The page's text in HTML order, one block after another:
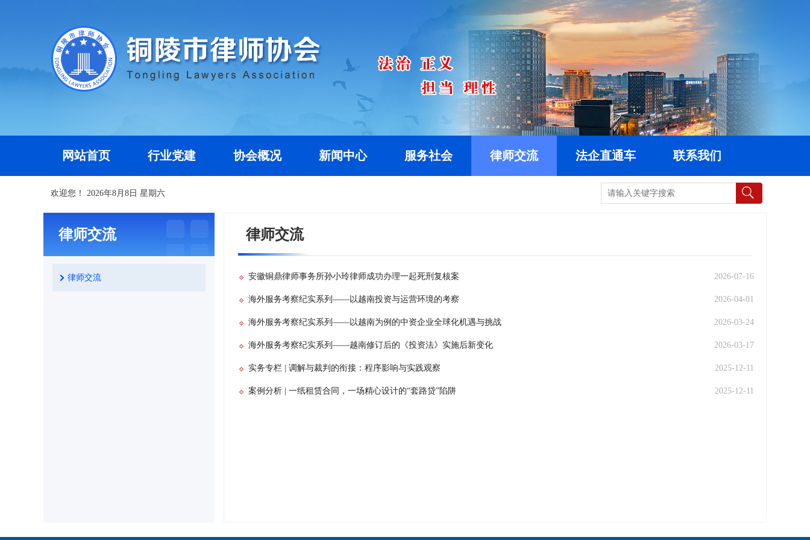
网站首页 行业党建 协会概况 新闻中心 服务社会 律师交流 法企直通车 联系我们
欢迎您！ 2026年8月8日 星期六
律师交流
律师交流
律师交流
2026-07-16
安徽铜鼎律师事务所孙小玲律师成功办理一起死刑复核案
2026-04-01
海外服务考察纪实系列——以越南投资与运营环境的考察
2026-03-24
海外服务考察纪实系列——以越南为例的中资企业全球化机遇与挑战
2026-03-17
海外服务考察纪实系列——越南修订后的《投资法》实施后新变化
2025-12-11
实务专栏 | 调解与裁判的衔接：程序影响与实践观察
2025-12-11
案例分析 | 一纸租赁合同，一场精心设计的“套路贷”陷阱